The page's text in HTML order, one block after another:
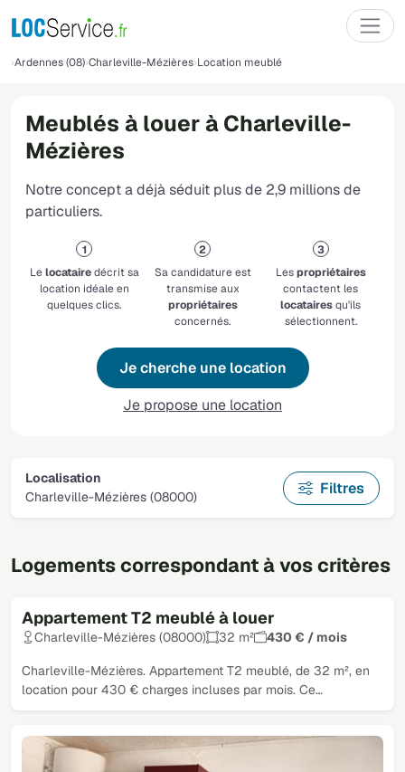
Ardennes (08) Charleville-Mézières Location meublé
Meublés à louer à Charleville-
Mézières
Notre concept a déjà séduit plus de 2,9 millions de
particuliers.
Lelocatairedécrit sa
location idéale en
quelques clics.
Sa candidature est
transmise aux
propriétaires
concernés.
Lespropriétaires
contactent les
locatairesqu'ils
sélectionnent.
Je cherche une location
Je propose une location
Localisation
Charleville-Mézières (08000)
Filtres
Logements correspondant à vos critères
Appartement T2 meublé à louer
Charleville-Mézières (08000) 32 m² 430 € / mois
Charleville-Mézières. Appartement T2 meublé, de 32 m², en
location pour 430 € charges incluses par mois. Ce…